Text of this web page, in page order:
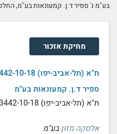
בע"מ נ' ספיר ד.ן. קמעונאות בע"מ,
מחיקת אזכור
ספיר ד.ן. קמעונאות בע"מ
ת"א (תל-אביב-יפו) 13442-10-18
אלסקה מזון בע"מ